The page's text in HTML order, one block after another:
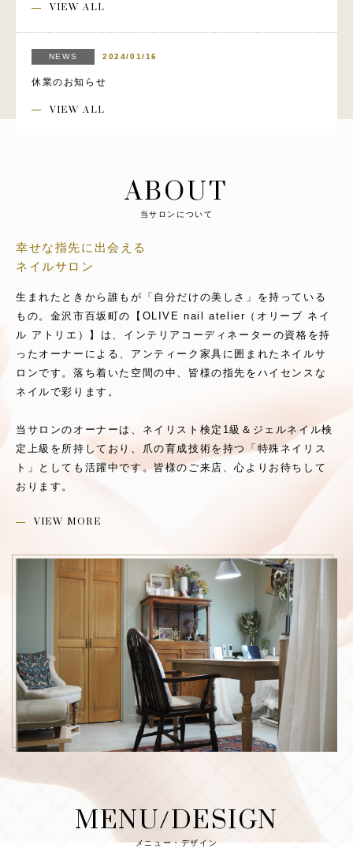
VIEW ALL
NEWS 2024/01/16
休業のお知らせ
VIEW ALL
ABOUT
当サロンについて
幸せな指先に出会える
ネイルサロン
生まれたときから誰もが「自分だけの美しさ」を持っている
もの。 金沢市百坂町の【OLIVE nail atelier（オリーブ ネイ
ル アトリエ）】は、インテリアコーディネーターの資格を持
ったオーナーによる、アンティーク家具に囲まれたネイルサ
ロンです。落ち着いた空間の中、皆様の指先をハイセンスな
ネイルで彩ります。
当サロンのオーナーは、ネイリスト検定1級＆ジェルネイル検
定上級を所持しており、爪の育成技術を持つ「特殊ネイリス
ト」としても活躍中です。皆様のご来店、心よりお待ちして
おります。
VIEW MORE
MENU/DESIGN
メニュー・デザイン